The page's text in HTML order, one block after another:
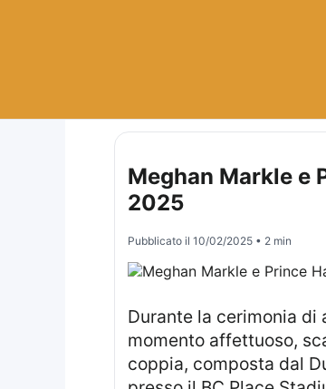
Meghan Markle e
2025
Pubblicato il 10/02/2025• 2 min
Durante la cerimonia
momento affettuoso,
coppia, composta dal